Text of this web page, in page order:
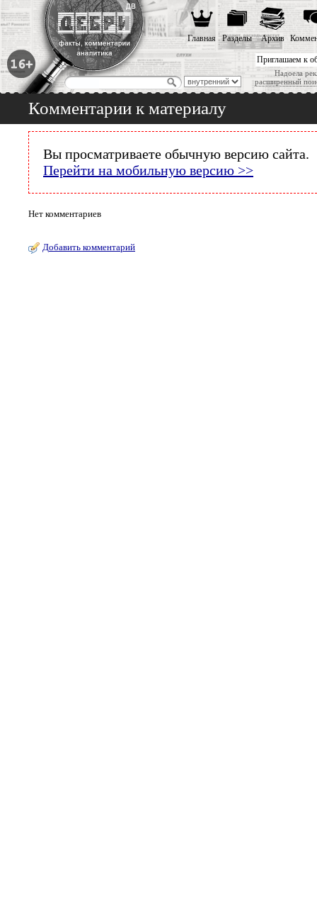
Приглашаем к
Надоела
расширенный
Главная Разделы Архив
Комментарии к материалу
Вы просматриваете обычную версию сайта.
Перейти на мобильную версию >>
Нет комментариев
Добавить комментарий